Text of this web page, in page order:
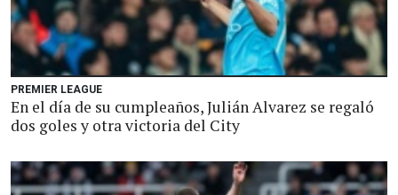
PREMIER LEAGUE
En el día de su cumpleaños, Julián Alvarez se regaló
dos goles y otra victoria del City